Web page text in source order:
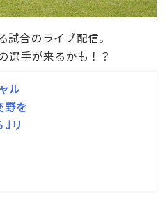
合のライブ配信。
選手が来るかも！？
ル
野を
Jリ